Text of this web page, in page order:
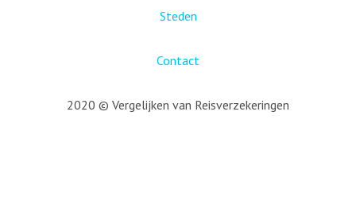
Steden
Contact
2020 © Vergelijken van Reisverzekeringen